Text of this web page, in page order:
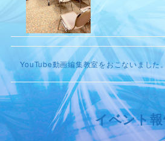
YouTube動画編集教室をおこないました。
イベント